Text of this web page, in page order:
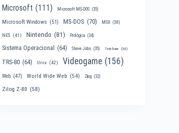
Microsoft (111) Microsoft MS-DOS (35)
Microsoft Windows (51) MS-DOS (70) MSX (38)
NES (41) Nintendo (81) Prológica (34)
Sistema Operacional (64) Steve Jobs (35) Telefone (30)
TRS-80 (64) Unix (42) Videogame (156)
Web (47) World Wide Web (54) Zilog (32)
Zilog Z-80 (58)